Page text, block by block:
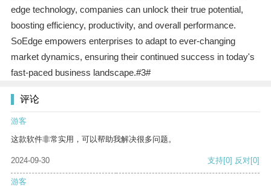
edge technology, companies can unlock their true potential,
boosting efficiency, productivity, and overall performance.
SoEdge empowers enterprises to adapt to ever-changing
market dynamics, ensuring their continued success in today's
fast-paced business landscape.#3#
评论
游客
这款软件非常实用，可以帮助我解决很多问题。
2024-09-30 支持[0] 反对[0]
游客